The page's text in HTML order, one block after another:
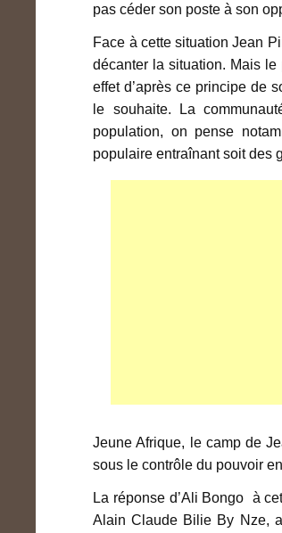
pas céder son poste à son
Face à cette situation Jean
décanter la situation. Mais
effet d’après ce principe de
le souhaite. La
population, on pense
populaire entraînant soit des
Jeune Afrique, le camp de
sous le contrôle du pouvoir
La réponse d’Ali Bongo à
Alain Claude Bilie By Nze,